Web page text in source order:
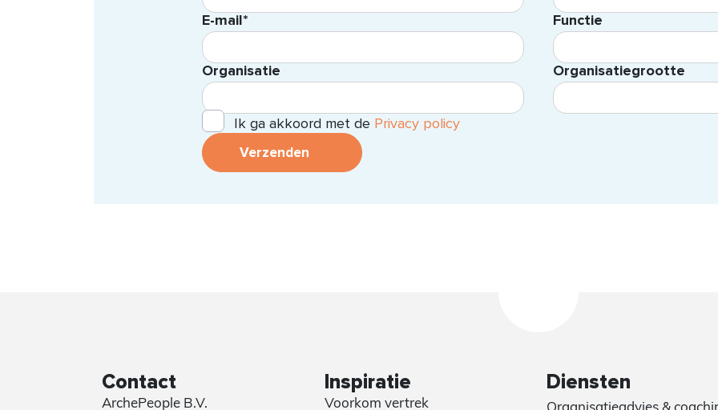
E-mail* Functie
Organisatie Organisatiegrootte
Ik ga akkoord met de Privacy policy
Verzenden
Contact
ArchePeople B.V.
Inspiratie
Voorkom vertrek
Diensten
Organisatieadvies &